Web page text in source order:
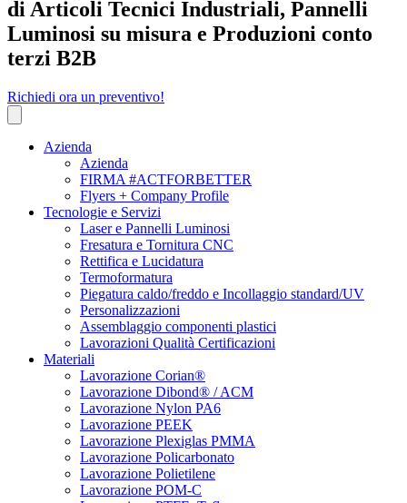
di Articoli Tecnici Industriali, Pannelli
Luminosi su misura e Produzioni conto
terzi B2B
Richiedi ora un preventivo!
Azienda
Azienda
FIRMA #ACTFORBETTER
Flyers + Company Profile
Tecnologie e Servizi
Laser e Pannelli Luminosi
Fresatura e Tornitura CNC
Rettifica e Lucidatura
Termoformatura
Piegatura caldo/freddo e Incollaggio standard/UV
Personalizzazioni
Assemblaggio componenti plastici
Lavorazioni Qualità Certificazioni
Materiali
Lavorazione Corian®
Lavorazione Dibond® / ACM
Lavorazione Nylon PA6
Lavorazione PEEK
Lavorazione Plexiglas PMMA
Lavorazione Policarbonato
Lavorazione Polietilene
Lavorazione POM-C